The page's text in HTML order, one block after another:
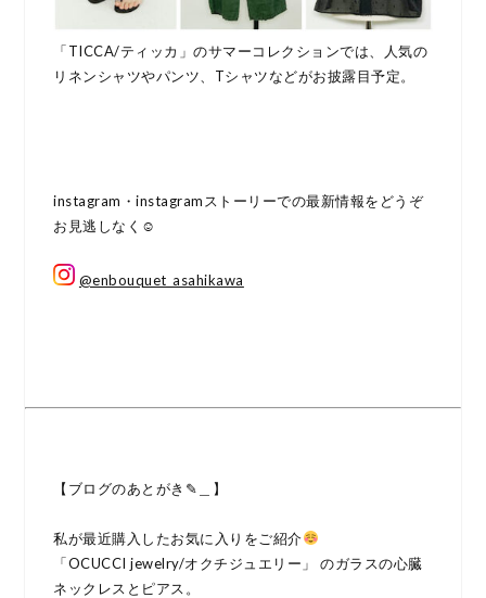
「TICCA/ティッカ」のサマーコレクションでは、人気の
リネンシャツやパンツ、Tシャツなどがお披露目予定。
instagram・instagramストーリーでの最新情報をどうぞ
お見逃しなく☺︎
@enbouquet_asahikawa
【ブログのあとがき✎＿】
私が最近購入したお気に入りをご紹介
「OCUCCI jewelry/オクチジュエリー」 のガラスの心臓
ネックレスとピアス。